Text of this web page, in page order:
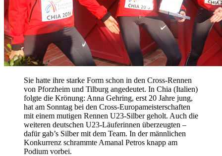
Sie hatte ihre starke Form schon in den Cross-Rennen
von Pforzheim und Tilburg angedeutet. In Chia (Italien)
folgte die Krönung: Anna Gehring, erst 20 Jahre jung,
hat am Sonntag bei den Cross-Europameisterschaften
mit einem mutigen Rennen U23-Silber geholt. Auch die
weiteren deutschen U23-Läuferinnen überzeugten –
dafür gab’s Silber mit dem Team. In der männlichen
Konkurrenz schrammte Amanal Petros knapp am
Podium vorbei.